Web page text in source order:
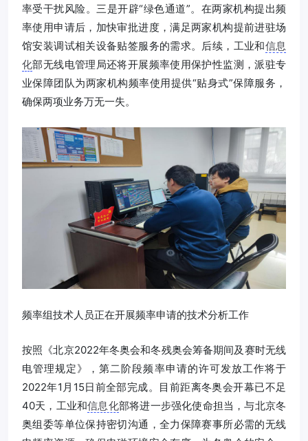
率受干扰风险。三是开辟“绿色通道”。在两家机构提出频
率使用申请后，加快审批进度，满足两家机构提前进驻场
馆安装调试相关设备贴签服务的需求。后续，工业和信息
化部无线电管理局还将开展频率使用保护性监测，派驻专
业保障团队为两家机构频率使用提供“贴身式”保障服务，
确保两项业务万无一失。
频率组技术人员正在开展频率申请的技术分析工作
按照《北京2022年冬奥会和冬残奥会筹备期间及赛时无线
电管理规定》，第二阶段频率申请的许可发放工作将于
2022年1月15日前全部完成。目前距离冬奥会开幕已不足
40天，工业和信息化部将进一步强化使命担当，与北京冬
奥组委等单位保持密切沟通，全力保障赛事所必需的无线